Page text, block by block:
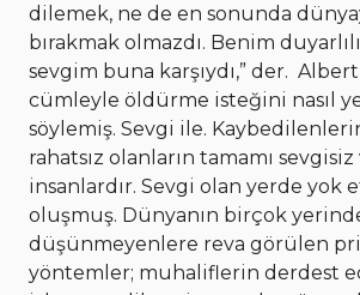
dilemek, ne de en sonunda
bırakmak olmazdı. Benim
sevgim buna karşıydı,” der.
cümleyle öldürme isteğini nasıl
söylemiş. Sevgi ile.
rahatsız olanların tamamı sevgisiz
insanlardır. Sevgi olan yerde yok
oluşmuş. Dünyanın birçok
düşünmeyenlere reva görülen
yöntemler; muhaliflerin derdest